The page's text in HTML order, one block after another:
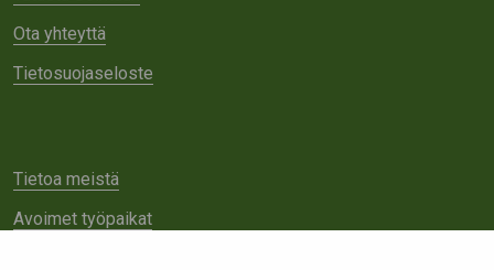
Ota yhteyttä
Tietosuojaseloste
Tietoa meistä
Avoimet työpaikat